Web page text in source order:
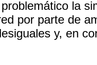
la
por parte de
y, en